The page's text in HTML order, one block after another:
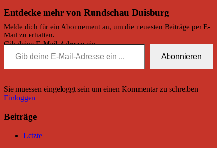
Entdecke mehr von Rundschau Duisburg
Melde dich für ein Abonnement an, um die neuesten Beiträge per E-
Mail zu erhalten.
Gib deine E-Mail-Adresse ein ...
Abonnieren
Sie muessen eingeloggt sein um einen Kommentar zu schreiben
Einloggen
Beiträge
Letzte